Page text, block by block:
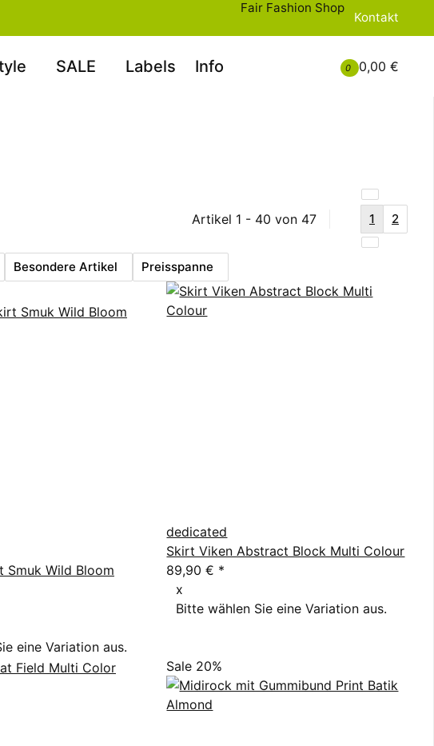
Kontakt
Fair Fashion Shop
0 0,00 €
SALE Labels Info
Artikel 1 - 40 von 47 1 2
Besondere Artikel Preisspanne
Smuk Wild Bloom
eine Variation aus.
dedicated
Skirt Viken Abstract Block Multi Colour
89,90 € *
x
Bitte wählen Sie eine Variation aus.
Sale 20%